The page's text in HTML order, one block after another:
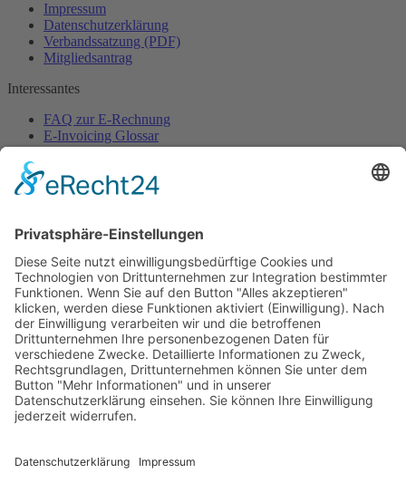
Impressum
Datenschutzerklärung
Verbandssatzung (PDF)
Mitgliedsantrag
Interessantes
FAQ zur E-Rechnung
E-Invoicing Glossar
Pressebereich
Ansprechpartner
Sekretariat
Verband elektronische Rechnung (VeR)
Schackstraße 2
80539 München
+49 (0)89 954 57 54 68 (Mo-Do)
sekretariat@verband-e-rechnung.org
Jetzt
Mitglied
werden